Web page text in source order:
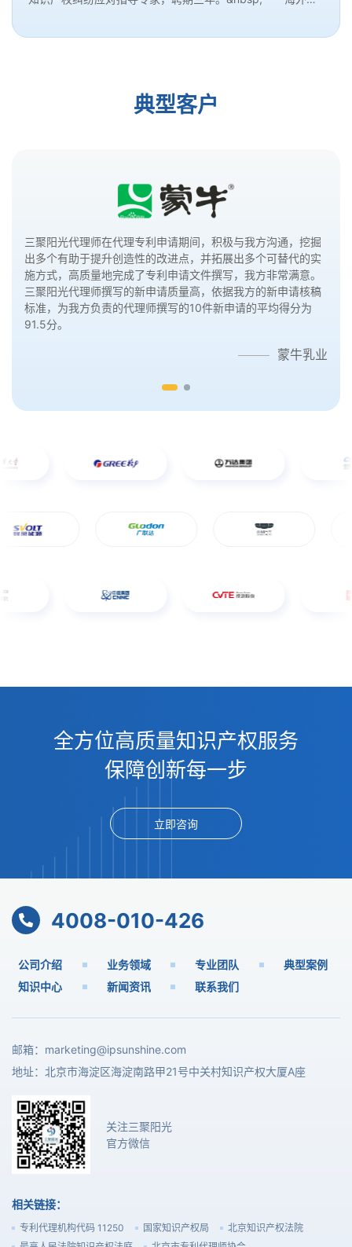
典型客户
三聚阳光代理师在代理专利申请期间，积极与我方沟通，挖掘
出多个有助于提升创造性的改进点，并拓展出多个可替代的实
施方式，高质量地完成了专利申请文件撰写，我方非常满意。
三聚阳光代理师撰写的新申请质量高，依据我方的新申请核稿
标准，为我方负责的代理师撰写的10件新申请的平均得分为
91.5分。
蒙牛乳业
三聚阳光代理师在代理专利申请期间，态度积极，细致耐心，
思路清晰，能快速并准确地理解技术方案，且文笔好，高质量
地完成了专利申请文件的撰写，我方非常满意，会继续委托三
聚阳光代理专利。
全方位高质量知识产权服务
保障创新每一步
立即咨询
4008-010-426
公司介绍 业务领域 专业团队
典型案例
知识中心
新闻资讯 联系我们
邮箱： marketing@ipsunshine.com
地址：北京市海淀区海淀南路甲21号中关村知识产权大厦A座
关注三聚阳光
官方微信
相关链接：
专利代理机构代码 11250 国家知识产权局
北京知识产权法院